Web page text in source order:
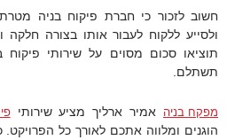
חשוב לזכור כי חברת פיקוח בניה
ולסייע ללקוח לעבור אותו בצורה חלקה
תוציאו סכום מסוים על שירותי
תשתלם.
מפקח בניה אמיר ארליך מציע שירותי
הוגנים ומלווה אתכם לאורך כל